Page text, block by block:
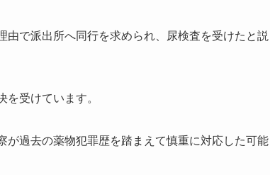
で派出所へ同行を求められ、尿検査を受けたと説
受けています。
過去の薬物犯罪歴を踏まえて慎重に対応した可能